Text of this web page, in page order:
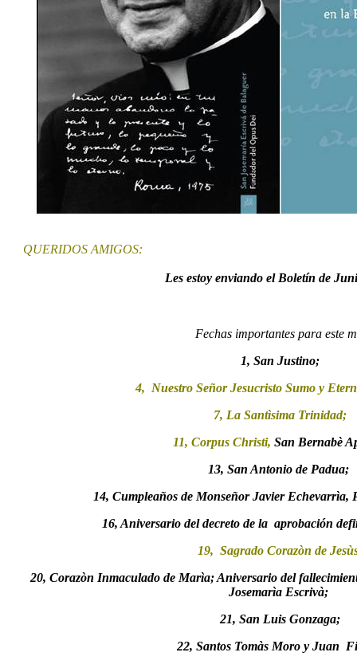
QUERIDOS AMIGOS:
Les estoy enviando el Boletín de
Fechas importantes para este
1, San Justino;
4, Nuestro Señor Jesucristo Sumo y
7, La Santìsima Trinidad;
11, Corpus Christi, San Bernabè
13, San Antonio de Padua;
14, Cumpleaños de Monseñor Javier Echevarrìa,
16, Aniversario del decreto de la aprobación
19, Sagrado Corazòn de
20, Corazòn Inmaculado de Marìa; Aniversario del
Josemarìa Escrivà;
21, San Luis Gonzaga;
22, Santos Tomàs Moro y Juan